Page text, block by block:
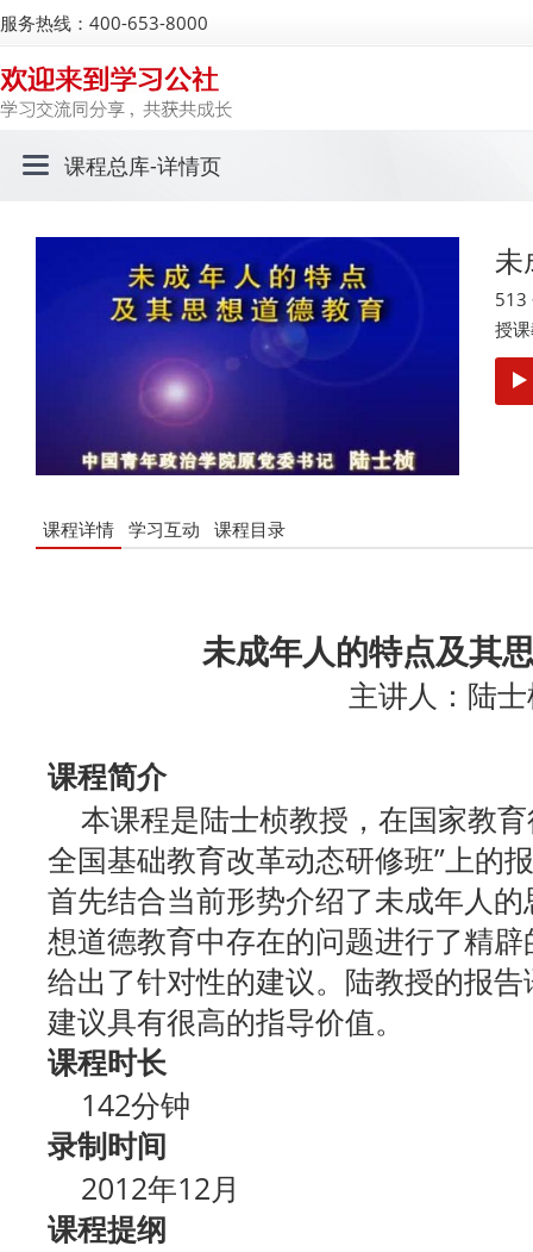
服务热线：400-653-8000
课程总库-详情页
未
授
课程详情 学习互动 课程目录
未成年人的特点及其
主讲人：陆
课程简介
本课程是陆士桢教授，在国家教
全国基础教育改革动态研修班”上的
首先结合当前形势介绍了未成年人
想道德教育中存在的问题进行了精
给出了针对性的建议。陆教授的报
建议具有很高的指导价值。
课程时长
142分钟
录制时间
2012年12月
课程提纲